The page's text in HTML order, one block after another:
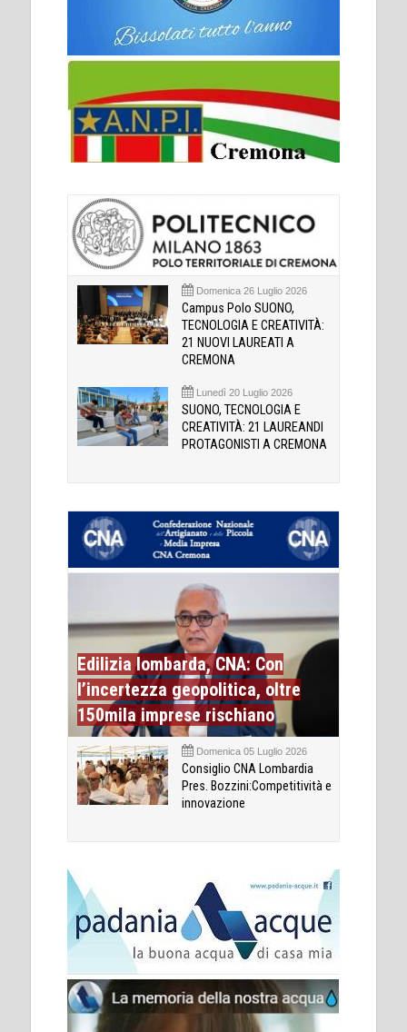
Domenica 26 Luglio 2026
Campus Polo SUONO,
TECNOLOGIA E CREATIVITÀ:
21 NUOVI LAUREATI A
CREMONA
Lunedì 20 Luglio 2026
SUONO, TECNOLOGIA E
CREATIVITÀ: 21 LAUREANDI
PROTAGONISTI A CREMONA
Edilizia lombarda, CNA: Con
l’incertezza geopolitica, oltre
150mila imprese rischiano
Domenica 05 Luglio 2026
Consiglio CNA Lombardia
Pres. Bozzini:Competitività e
innovazione